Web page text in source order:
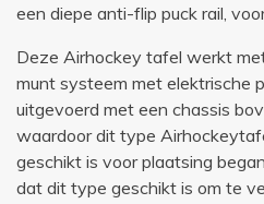
een diepe anti-flip puck rail,
Deze Airhockey tafel werkt
munt systeem met elektrische
uitgevoerd met een chassis
waardoor dit type
geschikt is voor plaatsing
dat dit type geschikt is om te